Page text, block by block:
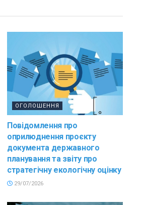
ОГОЛОШЕННЯ
Повідомлення про
оприлюднення проєкту
документа державного
планування та звіту про
стратегічну екологічну оцінку
29/07/2026